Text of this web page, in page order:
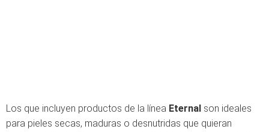
Los que incluyen productos de la línea Eternal son ideales
para pieles secas, maduras o desnutridas que quieran